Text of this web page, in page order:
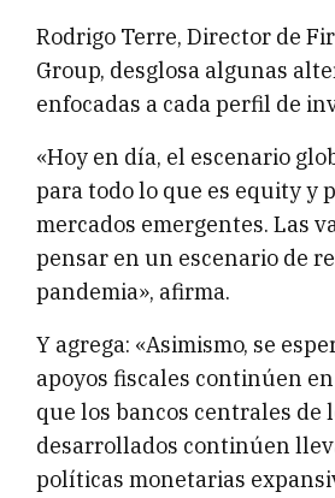
Rodrigo Terre, Director de
Group, desglosa algunas
enfocadas a cada perfil de
«Hoy en día, el escenario
para todo lo que es equity y
mercados emergentes. Las
pensar en un escenario de
pandemia», afirma.
Y agrega: «Asimismo, se
apoyos fiscales continúen
que los bancos centrales de
desarrollados continúen
políticas monetarias